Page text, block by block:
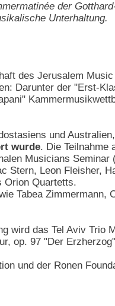
der
Unterhaltung.
des Jerusalem
Darunter der "Erst-
und
wurde. Die Teilnahme
Musicians
Stern, Leon Fleisher,
Orion Quartetts.
Tabea
wird das Tel Aviv Trio
op. 97 "Der
und der Ronen